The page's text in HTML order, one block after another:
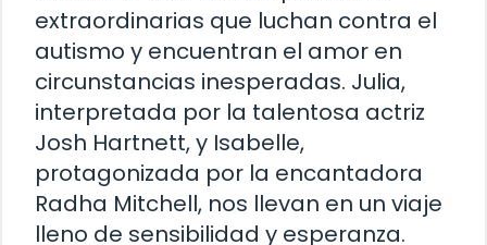
extraordinarias que luchan contra el
autismo y encuentran el amor en
circunstancias inesperadas. Julia,
interpretada por la talentosa actriz
Josh Hartnett, y Isabelle,
protagonizada por la encantadora
Radha Mitchell, nos llevan en un viaje
lleno de sensibilidad y esperanza.